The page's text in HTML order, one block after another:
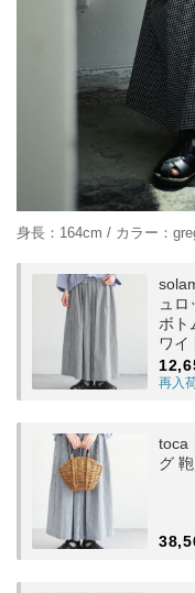
身長：164cm / カラー：
ュ
ボト
ワイ
再入
toca
グ